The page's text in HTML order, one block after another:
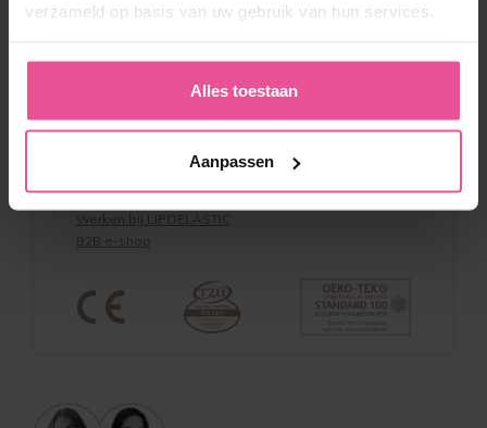
verzameld op basis van uw gebruik van hun services.
Alles toestaan
Aanpassen
Privacy verklaring
Over ons & Contact
Referentie
Werken bij LIPOELASTIC
B2B e-shop